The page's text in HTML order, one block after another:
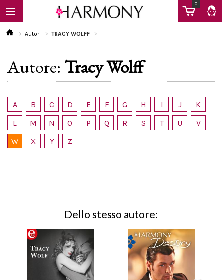
0
EBOOK
LIBRI
Calendario
Autori TRACY WOLFF
Autore: Tracy Wolff
A B C D E F G H I J
K
L
M N O P Q R S T U
V
W
X Y Z
Dello stesso autore: